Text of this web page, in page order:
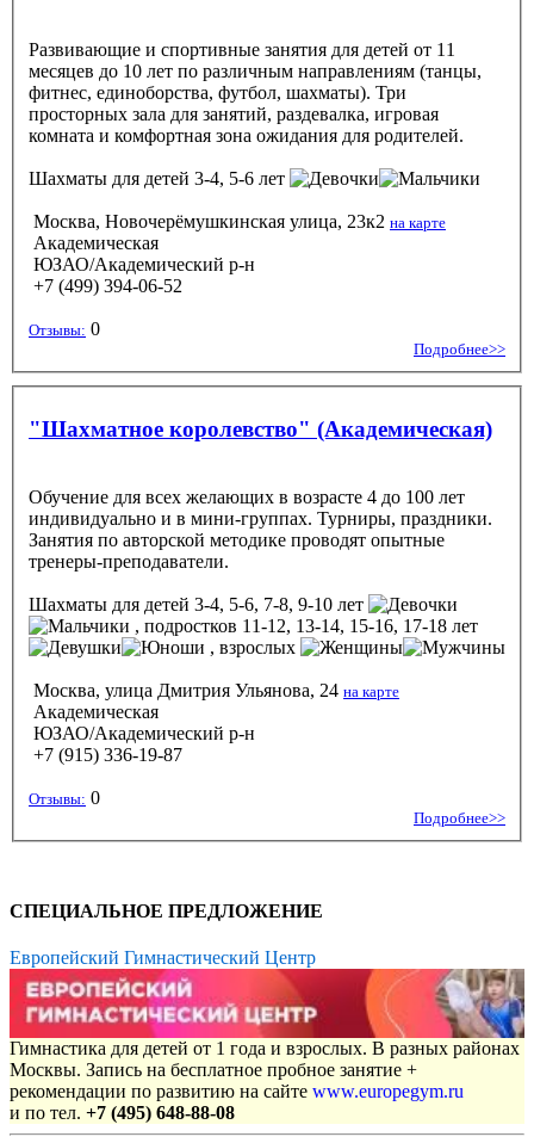
Развивающие и спортивные занятия для детей от 11
месяцев до 10 лет по различным направлениям (танцы,
фитнес, единоборства, футбол, шахматы). Три
просторных зала для занятий, раздевалка, игровая
комната и комфортная зона ожидания для родителей.
Шахматы для детей 3-4, 5-6 лет
Москва, Новочерёмушкинская улица, 23к2 на карте
Академическая
ЮЗАО/Академический р-н
+7 (499) 394-06-52
Отзывы: 0
Подробнее>>
"Шахматное королевство" (Академическая)
Обучение для всех желающих в возрасте 4 до 100 лет
индивидуально и в мини-группах. Турниры, праздники.
Занятия по авторской методике проводят опытные
тренеры-преподаватели.
Шахматы для детей 3-4, 5-6, 7-8, 9-10 лет
, подростков 11-12, 13-14, 15-16, 17-18 лет
, взрослых
Москва, улица Дмитрия Ульянова, 24 на карте
Академическая
ЮЗАО/Академический р-н
+7 (915) 336-19-87
Отзывы: 0
Подробнее>>
СПЕЦИАЛЬНОЕ ПРЕДЛОЖЕНИЕ
Европейский Гимнастический Центр
Гимнастика для детей от 1 года и взрослых. В разных районах
Москвы. Запись на бесплатное пробное занятие +
рекомендации по развитию на сайте www.europegym.ru
и по тел. +7 (495) 648-88-08